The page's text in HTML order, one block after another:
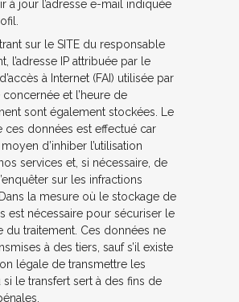
à jour l’adresse e-mail indiquée
sur le SITE du responsable
l’adresse IP attribuée par le
à Internet (FAI) utilisée par
concernée et l’heure de
sont également stockées. Le
ces données est effectué car
d’inhiber l’utilisation
services et, si nécessaire, de
sur les infractions
la mesure où le stockage de
est nécessaire pour sécuriser le
du traitement. Ces données ne
à des tiers, sauf s’il existe
légale de transmettre les
le transfert sert à des fins de